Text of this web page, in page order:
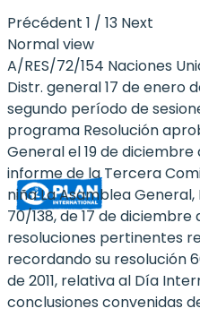
International
-
Girls'
Rights
Platform
-
Girls'
rights
are
human
rights:
Positioning
girls
at the
Précédent 1 / 13 Next
Normal view
A/RES/72/154 Naciones
Distr. general 17 de enero
segundo período de
programa Resolución
General el 19 de
informe de la Tercera
niña La Asamblea
70/138, de 17 de diciembre
resoluciones pertinentes
recordando su resolución
de 2011, relativa al Día
conclusiones convenidas